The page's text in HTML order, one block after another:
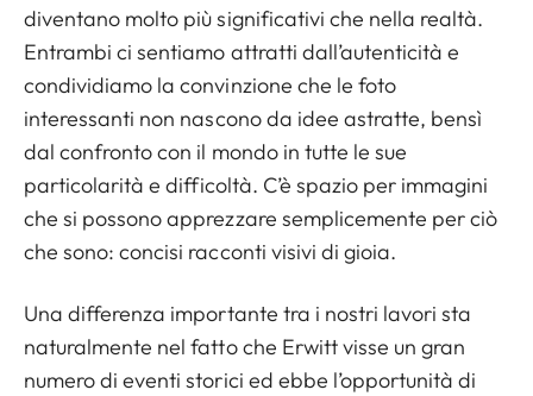
diventano molto più significativi che nella realtà.
Entrambi ci sentiamo attratti dall’autenticità e
condividiamo la convinzione che le foto
interessanti non nascono da idee astratte, bensì
dal confronto con il mondo in tutte le sue
particolarità e difficoltà. C’è spazio per immagini
che si possono apprezzare semplicemente per ciò
che sono: concisi racconti visivi di gioia.
Una differenza importante tra i nostri lavori sta
naturalmente nel fatto che Erwitt visse un gran
numero di eventi storici ed ebbe l’opportunità di